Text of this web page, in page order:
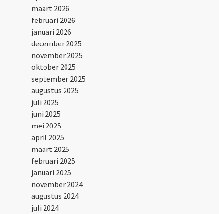
maart 2026
februari 2026
januari 2026
december 2025
november 2025
oktober 2025
september 2025
augustus 2025
juli 2025
juni 2025
mei 2025
april 2025
maart 2025
februari 2025
januari 2025
november 2024
augustus 2024
juli 2024